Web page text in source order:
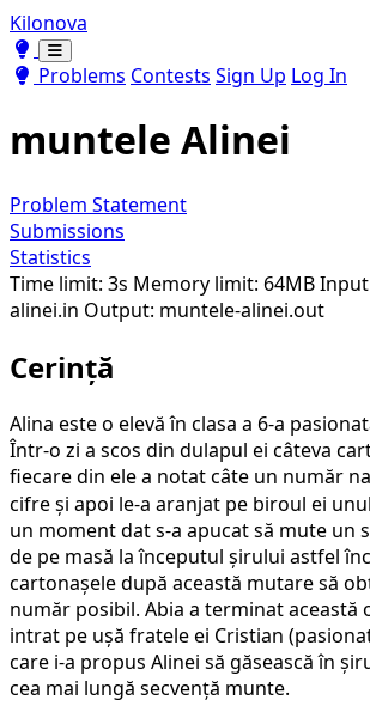
Kilonova
Toggle theme
Toggle theme
Problems Contests Sign Up Log In
muntele Alinei
Problem Statement
Submissions
Statistics
Time limit: 3s Memory limit: 64MB
alinei.in Output: muntele-alinei.out
Cerință
Alina este o elevă în clasa a 6-a
Într-o zi a scos din dulapul ei câteva
fiecare din ele a notat câte un număr
cifre și apoi le-a aranjat pe biroul ei
un moment dat s-a apucat să mute un
de pe masă la începutul șirului astfel
cartonașele după această mutare să
număr posibil. Abia a terminat această
intrat pe ușă fratele ei Cristian
care i-a propus Alinei să găsească în
cea mai lungă secvență munte.